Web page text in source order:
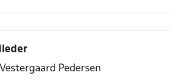
Pedersen